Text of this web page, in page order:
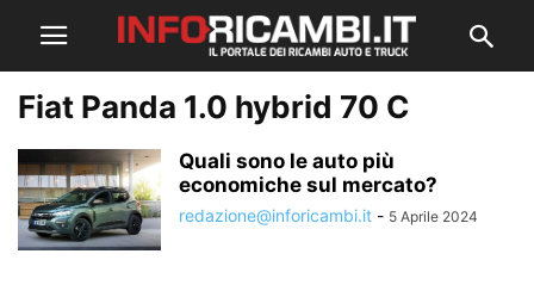
Fiat Panda 1.0 hybrid 70 C
Quali sono le auto più
economiche sul mercato?
redazione@inforicambi.it - 5 Aprile 2024